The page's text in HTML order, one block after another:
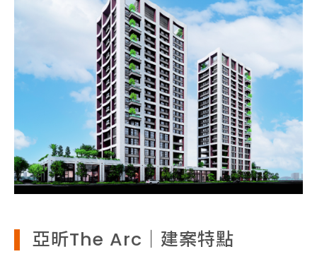
亞昕The Arc｜建案特點